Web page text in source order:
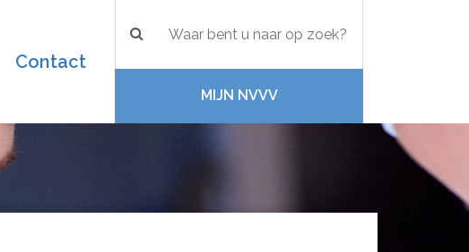
Contact
MIJN NVVV